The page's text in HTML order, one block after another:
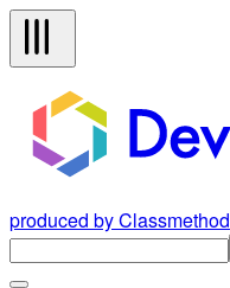
produced by Classmethod